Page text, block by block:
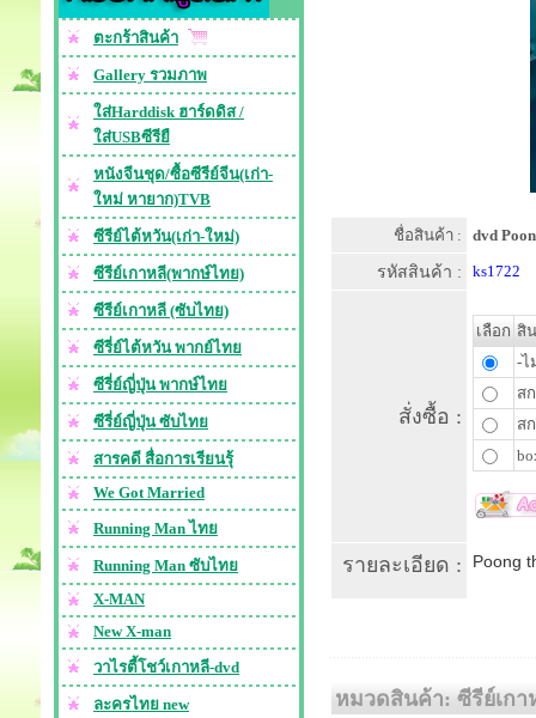
ตะกร้าสินค้า
Gallery รวมภาพ
ใส่Harddisk ฮาร์ดดิส /
ใส่USBซีรียื
หนังจีนชุด/ซื้อซีรีย์จีน(เก่า-
ใหม่ หายาก)TVB
ซีรีย์ไต้หวัน(เก่า-ใหม่)
ซีรีย์เกาหลี(พากษ์ไทย)
ซีรีย์เกาหลี (ซับไทย)
ซีรี่ย์ไต้หวัน พากย์ไทย
ซีรี่ย์ญี่ปุ่น พากษ์ไทย
ซีรี่ย์ญี่ปุ่น ซับไทย
สารคดี สื่อการเรียนรุ้
We Got Married
Running Man ไทย
Running Man ซับไทย
X-MAN
New X-man
วาไรตี้โชว์เกาหลี-dvd
ละครไทย new
ชื่อสินค้า : dvd
รหัสสินค้า : ks1722
สั่งซื้อ :
เลือก สิ
-ไ
ส
ส
รายละเอียด : Poong
หมวดสินค้า: ซีรีย์เกา